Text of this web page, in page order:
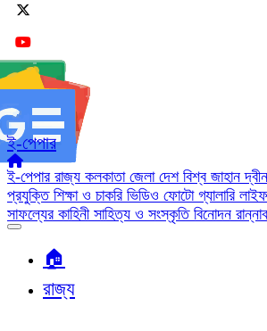
ই-পেপার
ই-পেপার রাজ্য কলকাতা জেলা দেশ বিশ্ব জাহান
প্রযুক্তি শিক্ষা ও চাকরি ভিডিও ফোটো গ্যালারি
সাফল্যের কাহিনী সাহিত্য ও সংস্কৃতি বিনোদন
🏠︎
রাজ্য